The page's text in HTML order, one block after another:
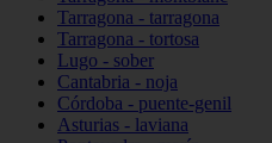
Tarragona - tarragona
Tarragona - tortosa
Lugo - sober
Cantabria - noja
Córdoba - puente-genil
Asturias - laviana